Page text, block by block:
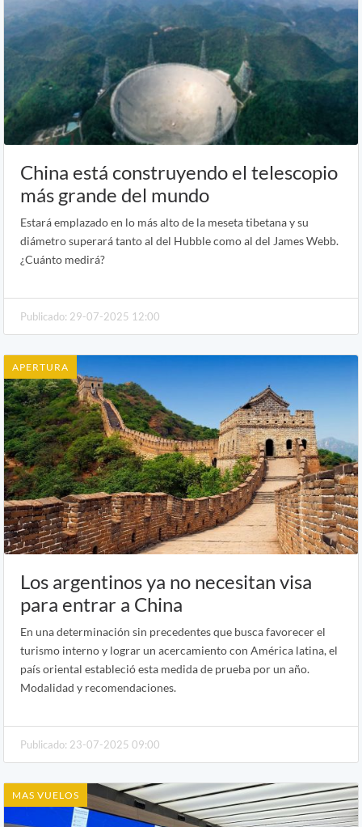
China está construyendo el telescopio
más grande del mundo
Estará emplazado en lo más alto de la meseta tibetana y su
diámetro superará tanto al del Hubble como al del James Webb.
¿Cuánto medirá?
Publicado: 29-07-2025 12:00
APERTURA
Los argentinos ya no necesitan visa
para entrar a China
En una determinación sin precedentes que busca favorecer el
turismo interno y lograr un acercamiento con América latina, el
país oriental estableció esta medida de prueba por un año.
Modalidad y recomendaciones.
Publicado: 23-07-2025 09:00
MAS VUELOS